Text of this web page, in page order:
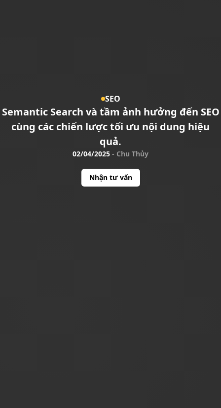
SEO
Semantic Search và tầm ảnh hưởng đến SEO
cùng các chiến lược tối ưu nội dung hiệu
quả.
02/04/2025 - Chu Thủy
Nhận tư vấn